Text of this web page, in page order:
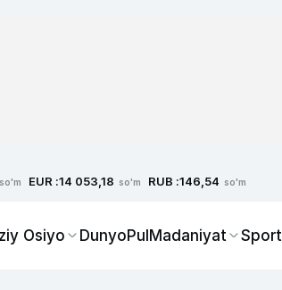
so'm EUR :14 053,18 so'm RUB :146,54 so'm
Osiyo DunyoPulMadaniyat Sport